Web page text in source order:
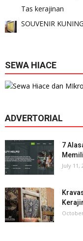
Tas kerajinan
SOUVENIR
SEWA HIACE
ADVERTORIAL
7
July 11,